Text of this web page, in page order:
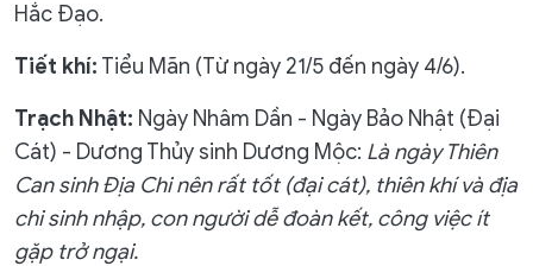
Hắc Đạo.
Tiết khí: Tiểu Mãn (Từ ngày 21/5 đến ngày 4/6).
Trạch Nhật: Ngày Nhâm Dần - Ngày Bảo Nhật (Đại
Cát) - Dương Thủy sinh Dương Mộc: Là ngày Thiên
Can sinh Địa Chi nên rất tốt (đại cát), thiên khí và địa
chi sinh nhập, con người dễ đoàn kết, công việc ít
gặp trở ngại.